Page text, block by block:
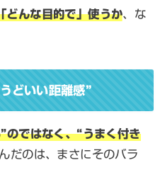
どんな目的で」使うか、な
どいい距離感”
のではなく、“うまく付き
だのは、まさにそのバラ